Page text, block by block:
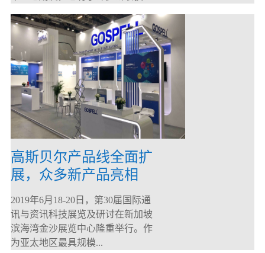
高斯贝尔产品线全面扩
展，众多新产品亮相
CommunicAsia 2019
2019年6月18-20日，第30届国际通
讯与资讯科技展览及研讨在新加坡
滨海湾金沙展览中心隆重举行。作
为亚太地区最具规模...